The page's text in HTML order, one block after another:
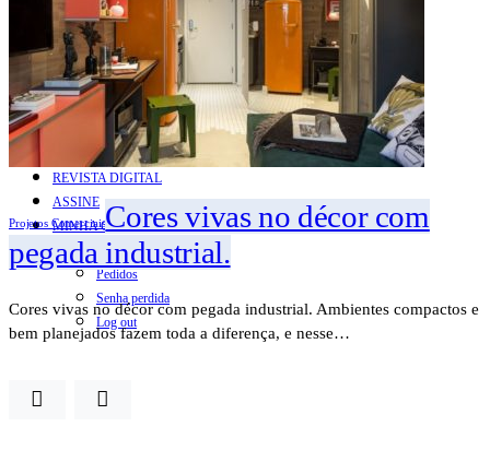
Conectadas
Notas
Social
Mostras
Arte
QUEM SOMOS
CONTATO
REVISTA DIGITAL
ASSINE
MINHA CONTA
Detalhes da conta
Pedidos
Senha perdida
Log out
Projetos ComerciaisCores vivas no décor com
pegada industrial.
Cores vivas no décor com pegada industrial. Ambientes compactos e
bem planejados fazem toda a diferença, e nesse…